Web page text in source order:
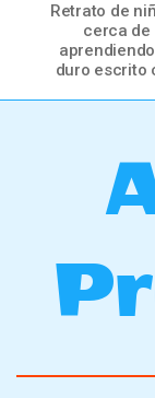
Retrato de
cerca de
duro escrito